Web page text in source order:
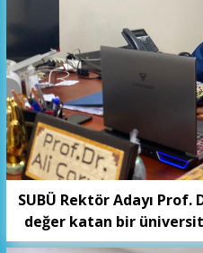
SUBÜ Rektör Adayı Prof.
değer katan bir